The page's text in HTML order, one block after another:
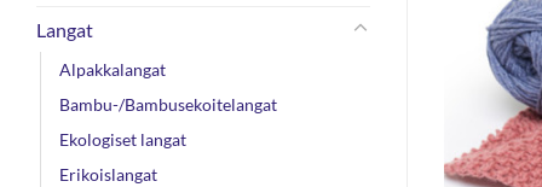
Langat
Alpakkalangat
Bambu-/Bambusekoitelangat
Ekologiset langat
Erikoislangat